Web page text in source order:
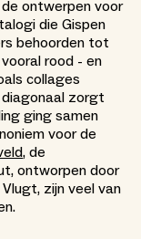
ontwerpen voor
die Gispen
behoorden tot
rood - en
collages
zorgt
ging samen
voor de
, de
ontworpen door
zijn veel van